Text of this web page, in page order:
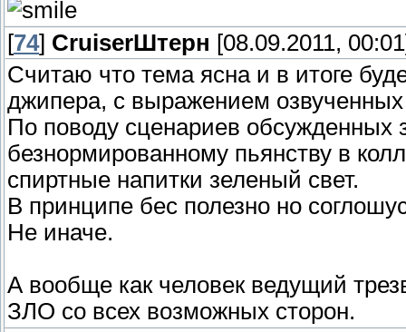
милых парней.
Как тут не вспомнить адских
справедливый праздник для уставших
ведь запретили продавать алкоголь
Ужас, как их все притесняют, не дают
[74] СruiserШтерн [08.09.2011,
Считаю что тема ясна и в итоге
джипера, с выражением
По поводу сценариев обсужденных
безнормированному пьянству в
спиртные напитки зеленый свет.
В принципе бес полезно но
Не иначе.
А вообще как человек ведущий
ЗЛО со всех возможных сторон.